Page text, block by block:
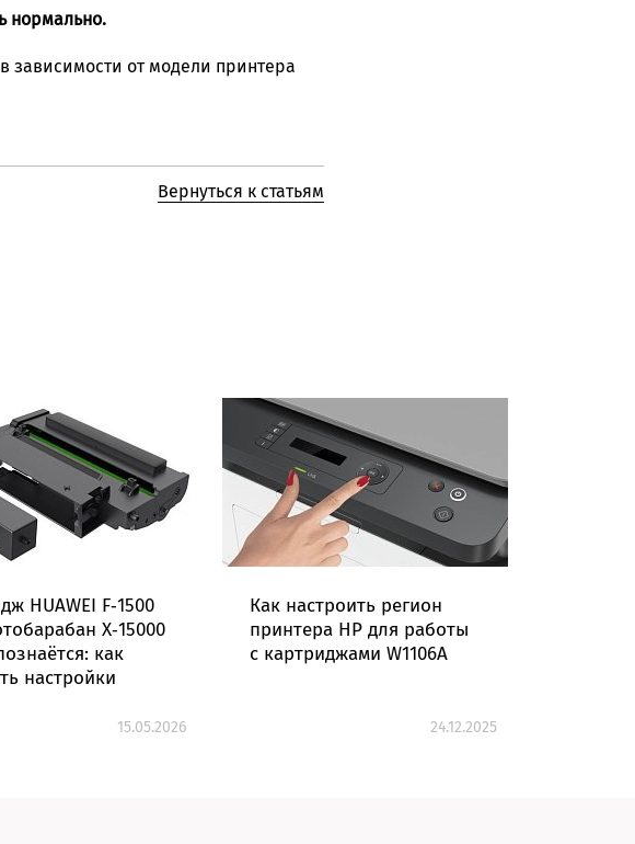
нормально.
зависимости от модели принтера
Вернуться к статьям
HUAWEI F‑1500
X‑15000
как
настройки
15.05.2026
Как настроить регион
принтера HP для работы
с картриджами W1106A
24.12.2025